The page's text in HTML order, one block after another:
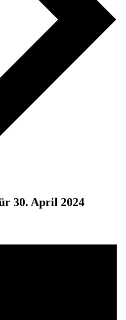
30. April 2024